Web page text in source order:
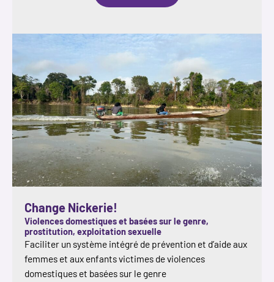
Change Nickerie!
Violences domestiques et basées sur le genre,
prostitution, exploitation sexuelle
Faciliter un système intégré de prévention et d’aide aux
femmes et aux enfants victimes de violences
domestiques et basées sur le genre